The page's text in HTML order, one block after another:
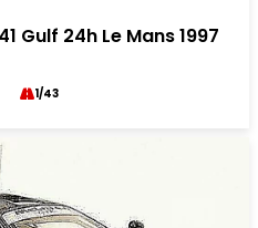
Gulf 24h Le Mans 1997
1/43